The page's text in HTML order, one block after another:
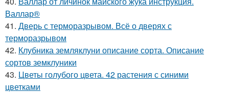
Валлар®
41. Дверь с терморазрывом. Всё о дверях с
терморазрывом
42. Клубника земляклуни описание сорта. Описание
сортов земклуники
43. Цветы голубого цвета. 42 растения с синими
цветками